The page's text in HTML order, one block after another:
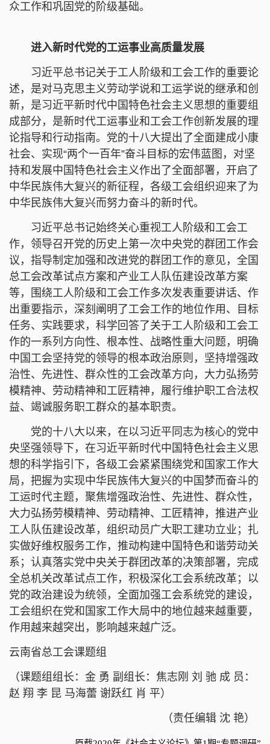
众工作和巩固党的阶级基础。
进入新时代党的工运事业高质量发展
习近平总书记关于工人阶级和工会工作的重要论
述，是对马克思主义劳动学说和工运学说的继承和创
新，是习近平新时代中国特色社会主义思想的重要组
成部分，是新时代工运事业和工会工作创新发展的理
论指导和行动指南。党的十八大提出了全面建成小康
社会、实现“两个一百年”奋斗目标的宏伟蓝图，对坚
持和发展中国特色社会主义作出了全面部署，开启了
中华民族伟大复兴的新征程，各级工会组织迎来了为
中华民族伟大复兴而努力奋斗的新时代。
习近平总书记始终关心重视工人阶级和工会工
作，领导召开党的历史上第一次中央党的群团工作会
议，指导制定加强和改进党的群团工作的意见，全国
总工会改革试点方案和产业工人队伍建设改革方案
等，围绕工人阶级和工会工作多次发表重要讲话、作
出重要指示，深刻阐明了工会工作的地位作用、目标
任务、实践要求，科学回答了关于工人阶级和工会工
作的一系列方向性、根本性、战略性重大问题，明确
中国工会坚持党的领导的根本政治原则，坚持增强政
治性、先进性、群众性的工会改革方向，大力弘扬劳
模精神、劳动精神和工匠精神，履行维护职工合法权
益、竭诚服务职工群众的基本职责。
党的十八大以来，在以习近平同志为核心的党中
央坚强领导下，在习近平新时代中国特色社会主义思
想的科学指引下，各级工会紧紧围绕党和国家工作大
局，把握为实现中华民族伟大复兴的中国梦而奋斗的
工运时代主题，聚焦增强政治性、先进性、群众性，
大力弘扬劳模精神、劳动精神、工匠精神，推进产业
工人队伍建设改革，组织动员广大职工建功立业；扎
实做好维权服务工作，推动构建中国特色和谐劳动关
系；认真落实党中央关于群团改革的决策部署，完成
全总机关改革试点工作，积极深化工会系统改革；以
党的政治建设为统领，全面加强工会系统党的建设，
工会组织在党和国家工作大局中的地位越来越重要，
作用越来越突出，影响越来越广泛。
云南省总工会课题组
（课题组组长：金 勇 副组长：焦志刚 刘 驰 成 员：
赵 翔 李 昆 马海蕾 谢跃红 肖 平）
（责任编辑 沈 艳）